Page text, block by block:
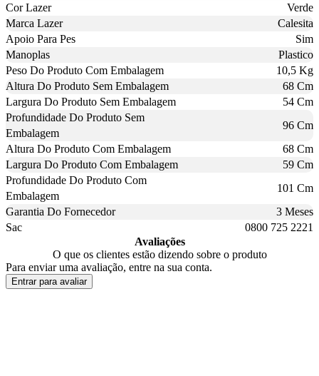
Cor Lazer
Verde
Marca Lazer
Calesita
Apoio Para Pes
Sim
Manoplas
Plastico
Peso Do Produto Com Embalagem
10,5 Kg
Altura Do Produto Sem Embalagem
68 Cm
Largura Do Produto Sem Embalagem
54 Cm
Profundidade Do Produto Sem
Embalagem
96 Cm
Altura Do Produto Com Embalagem
68 Cm
Largura Do Produto Com Embalagem
59 Cm
Profundidade Do Produto Com
Embalagem
101 Cm
Garantia Do Fornecedor
3 Meses
Sac
0800 725 2221
Avaliações
O que os clientes estão dizendo sobre o produto
Para enviar uma avaliação, entre na sua conta.
Entrar para avaliar